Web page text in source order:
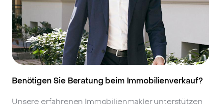
Benötigen Sie Beratung beim Immobilienverkauf?
Unsere erfahrenen Immobilienmakler unterstützen